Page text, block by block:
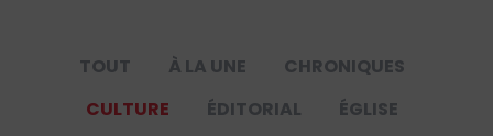
TOUT À LA UNE
CHRONIQUES
CULTURE
ÉDITORIAL
ÉGLISE